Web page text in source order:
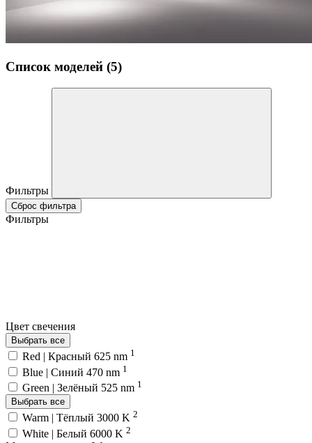
Список моделей (5)
Фильтры
Сброс фильтра
Фильтры
Цвет свечения
Выбрать все
Red | Красный 625 nm 1
Blue | Синий 470 nm 1
Green | Зелёный 525 nm 1
Выбрать все
Warm | Тёплый 3000 K 2
White | Белый 6000 K 2